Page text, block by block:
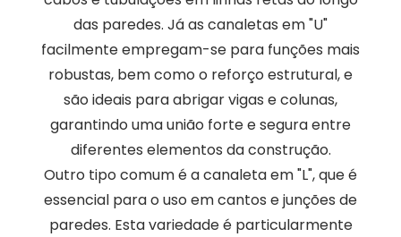
das paredes. Já as canaletas em "U"
facilmente empregam-se para funções mais
robustas, bem como o reforço estrutural, e
são ideais para abrigar vigas e colunas,
garantindo uma união forte e segura entre
diferentes elementos da construção.
Outro tipo comum é a canaleta em "L", que é
essencial para o uso em cantos e junções de
paredes. Esta variedade é particularmente